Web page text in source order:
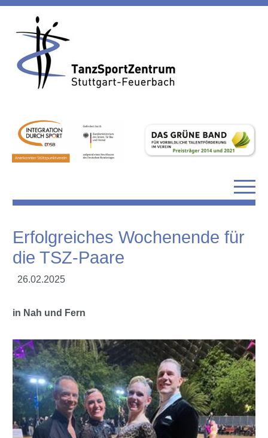
Erfolgreiches Wochenende für
die TSZ-Paare
26.02.2025
in Nah und Fern